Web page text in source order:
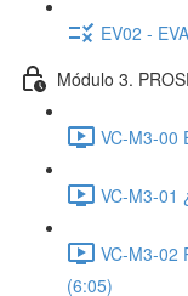
EV02 -
Módulo 3.
VC-M3-00
VC-M3-01
VC-M3-02
(6:05)